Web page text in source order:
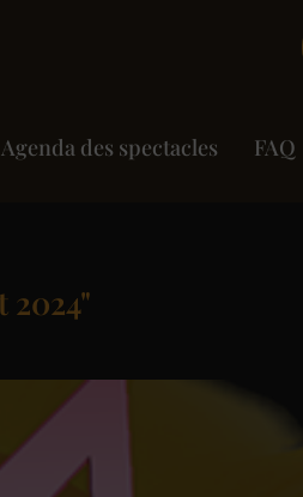
Agenda des spectacles FAQ
2024"